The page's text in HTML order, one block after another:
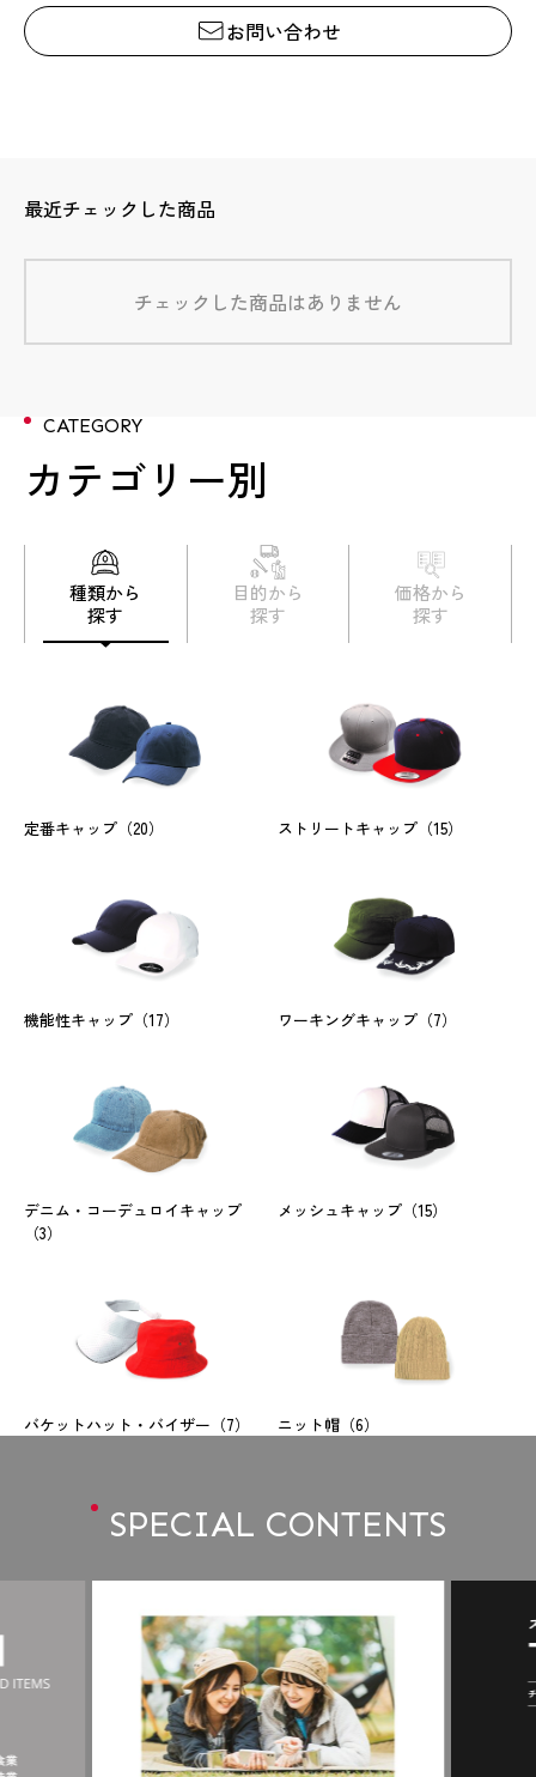
お問い合わせ
最近チェックした商品
チェックした商品はありません
CATEGORY
カテゴリー別
種類から
探す
目的から
探す
価格から
探す
定番キャップ （20） ストリートキャップ（15）
機能性キャップ （17） ワーキングキャップ（7）
デニム・コーデュロイキャップ
（3）
メッシュキャップ（15）
バケットハット・バイザー （7） ニット帽（6）
SPECIAL CONTENTS